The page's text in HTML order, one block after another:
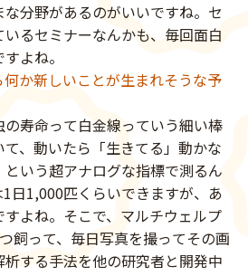
分野があるのがいいですね。セ
るセミナーなんかも、毎回面白
よね。
か新しいことが生まれそうな予
寿命って白金線っていう細い棒
、動いたら「生きてる」動かな
いう超アナログな指標で測るん
日1,000匹くらいできますが、あ
よね。そこで、マルチウェルプ
飼って、毎日写真を撮ってその画
する手法を他の研究者と開発中